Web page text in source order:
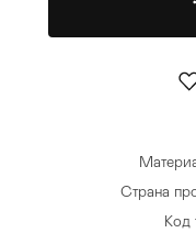
Стулья >
Страна
Код